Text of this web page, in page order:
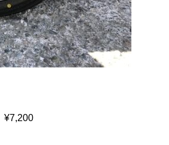
¥7,200